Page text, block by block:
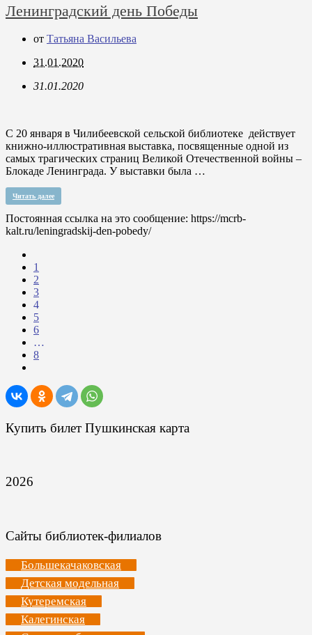
Ленинградский день Победы
от Татьяна Васильева
31.01.2020
31.01.2020
C 20 января в Чилибеевской сельской библиотеке действует
книжно-иллюстративная выставка, посвященные одной из
самых трагических страниц Великой Отечественной войны –
Блокаде Ленинграда. У выставки была …
Читать далее
Постоянная ссылка на это сообщение: https://mcrb-
kalt.ru/leningradskij-den-pobedy/
1
2
3
4
5
6
…
8
Купить билет Пушкинская карта
2026
Сайты библиотек-филиалов
Большекачаковская
Детская модельная
Кутеремская
Калегинская